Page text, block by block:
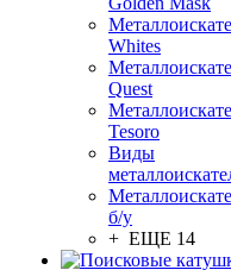
Whites
Quest
Tesoro
Виды
б/у
+ ЕЩЕ 14